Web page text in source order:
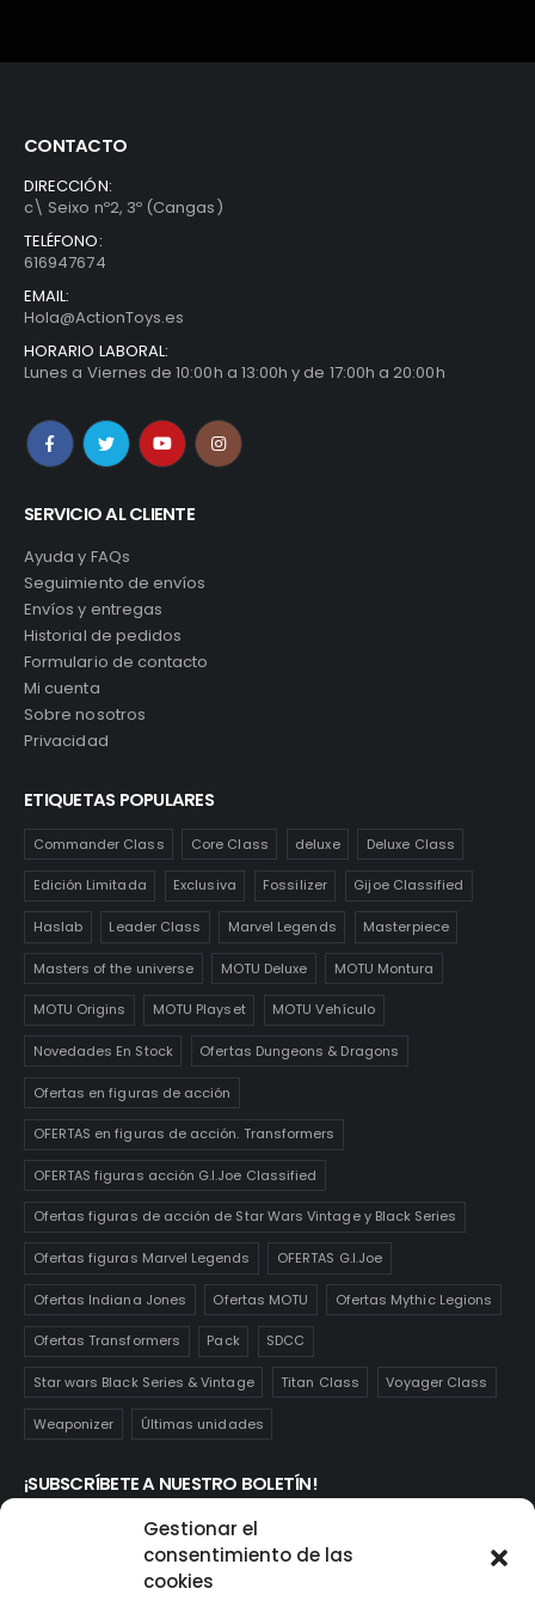
Gestionar el
consentimiento de las
cookies
CONTACTO
DIRECCIÓN:
c\ Seixo nº2, 3º (Cangas)
TELÉFONO:
616947674
EMAIL:
Hola@ActionToys.es
HORARIO LABORAL:
Lunes a Viernes de 10:00h a 13:00h y de 17:00h a 20:00h
SERVICIO AL CLIENTE
Ayuda y FAQs
Seguimiento de envíos
Envíos y entregas
Historial de pedidos
Formulario de contacto
Mi cuenta
Sobre nosotros
Privacidad
ETIQUETAS POPULARES
Commander Class Core Class deluxe Deluxe Class
Edición Limitada Exclusiva Fossilizer Gijoe Classified
Haslab Leader Class Marvel Legends Masterpiece
Masters of the universe MOTU Deluxe MOTU Montura
MOTU Origins MOTU Playset MOTU Vehículo
Novedades En Stock Ofertas Dungeons & Dragons
Ofertas en figuras de acción
OFERTAS en figuras de acción. Transformers
OFERTAS figuras acción G.I.Joe Classified
Ofertas figuras de acción de Star Wars Vintage y Black Series
Ofertas figuras Marvel Legends OFERTAS G.I.Joe
Ofertas Indiana Jones Ofertas MOTU Ofertas Mythic Legions
Ofertas Transformers Pack SDCC
Star wars Black Series & Vintage Titan Class Voyager Class
Weaponizer Últimas unidades
¡SUBSCRÍBETE A NUESTRO BOLETÍN!
Te mantendrás informado de las novedades y ofertas que
realmente te interesan. Subscríbete aquí: